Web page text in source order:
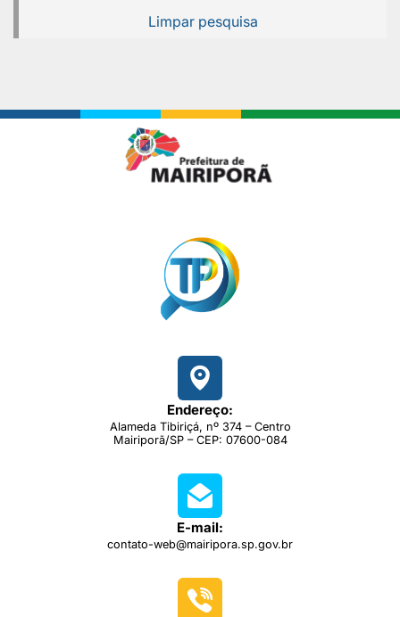
Limpar pesquisa
Endereço:
Alameda Tibiriçá, nº 374 – Centro
Mairiporã/SP – CEP: 07600-084
E-mail:
contato-web@mairipora.sp.gov.br